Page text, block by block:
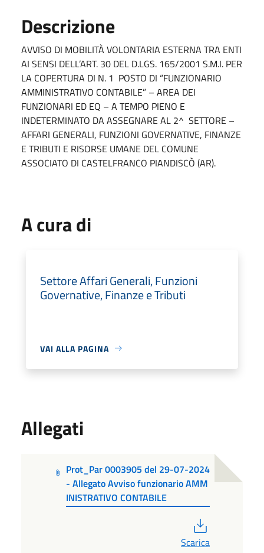
Descrizione
AVVISO DI MOBILITÀ VOLONTARIA ESTERNA TRA ENTI
AI SENSI DELL’ART. 30 DEL D.LGS. 165/2001 S.M.I. PER
LA COPERTURA DI N. 1 POSTO DI “FUNZIONARIO
AMMINISTRATIVO CONTABILE” – AREA DEI
FUNZIONARI ED EQ – A TEMPO PIENO E
INDETERMINATO DA ASSEGNARE AL 2^ SETTORE –
AFFARI GENERALI, FUNZIONI GOVERNATIVE, FINANZE
E TRIBUTI E RISORSE UMANE DEL COMUNE
ASSOCIATO DI CASTELFRANCO PIANDISCÒ (AR).
A cura di
Settore Affari Generali, Funzioni
Governative, Finanze e Tributi
VAI ALLA PAGINA
Allegati
Prot_Par 0003905 del 29-07-2024
- Allegato Avviso funzionario AMM
INISTRATIVO CONTABILE
Scarica